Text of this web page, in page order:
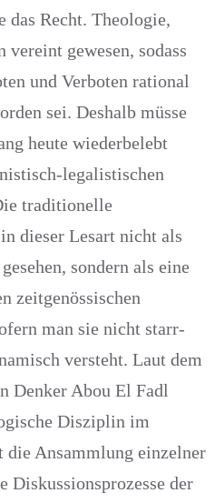
das Recht. Theologie,
vereint gewesen, sodass
und Verboten rational
sei. Deshalb müsse
heute wiederbelebt
legalistischen
traditionelle
dieser Lesart nicht als
sondern als eine
zeitgenössischen
man sie nicht starr-
versteht. Laut dem
Denker Abou El Fadl
Disziplin im
Ansammlung einzelner
Diskussionsprozesse der